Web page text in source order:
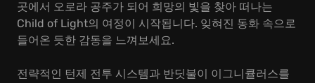
곳에서 오로라 공주가 되어 희망의 빛을 찾아 떠나는
Child of Light의 여정이 시작됩니다. 잊혀진 동화 속으로
들어온 듯한 감동을 느껴보세요.
전략적인 턴제 전투 시스템과 반딧불이 이그니큘러스를